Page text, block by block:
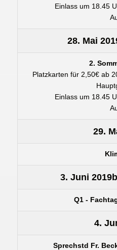
Einlass um 18.45
28. Mai
2.
Platzkarten für 2,50€ ab
Einlass um 18.45
29.
3. Juni 2019
Q1 -
4.
Sprechstd Fr.